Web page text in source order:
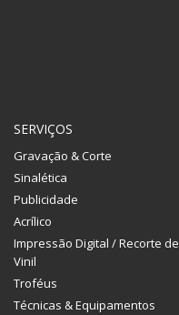
SERVIÇOS
Gravação & Corte
Sinalética
Publicidade
Acrílico
Impressão Digital / Recorte de
Vinil
Troféus
Técnicas & Equipamentos